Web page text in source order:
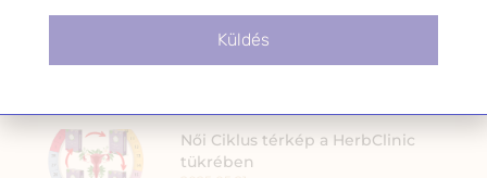
Megvalósult álom, amelyért
érdemes küzdeni!
2025.01.01.
Női Ciklus térkép a HerbClinic
tükrében
Küldés